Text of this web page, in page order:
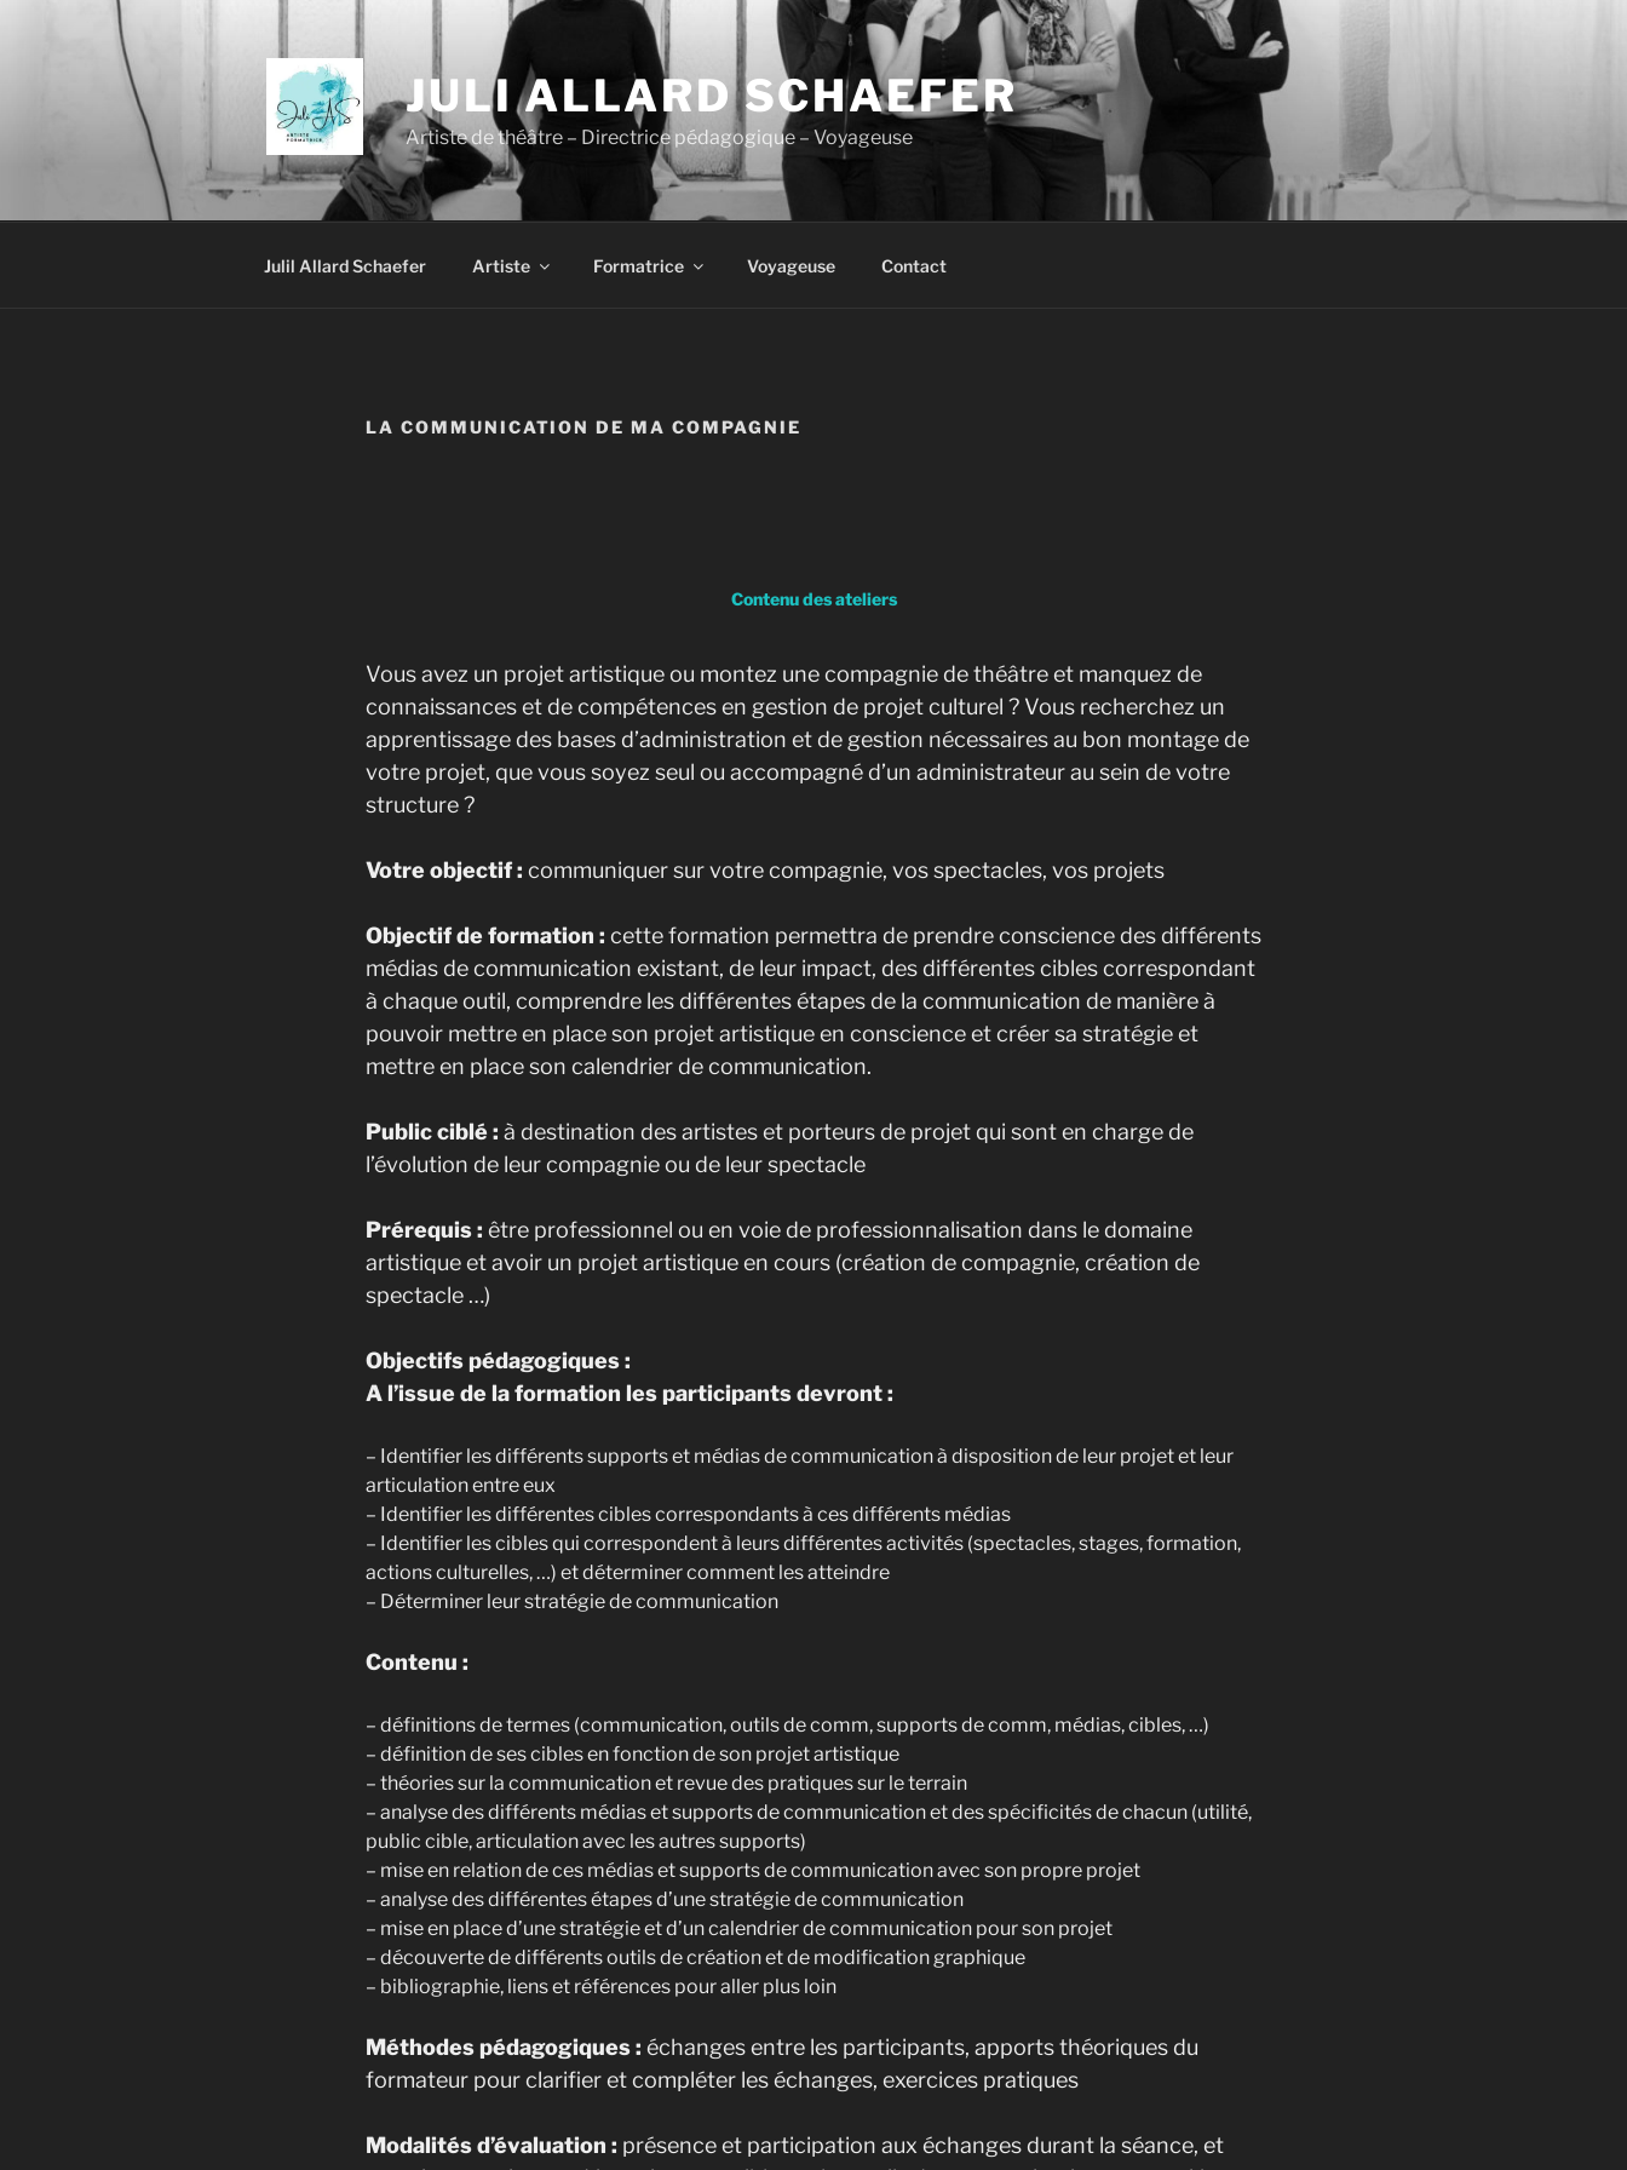
JULI ALLARD SCHAEFER
Artiste de théâtre – Directrice pédagogique – Voyageuse
Julil Allard Schaefer Artiste Formatrice Voyageuse Contact
LA COMMUNICATION DE MA COMPAGNIE
Contenu des ateliers
Vous avez un projet artistique ou montez une compagnie de théâtre et manquez de
connaissances et de compétences en gestion de projet culturel ? Vous recherchez un
apprentissage des bases d’administration et de gestion nécessaires au bon montage de
votre projet, que vous soyez seul ou accompagné d’un administrateur au sein de votre
structure ?
Votre objectif : communiquer sur votre compagnie, vos spectacles, vos projets
Objectif de formation : cette formation permettra de prendre conscience des différents
médias de communication existant, de leur impact, des différentes cibles correspondant
à chaque outil, comprendre les différentes étapes de la communication de manière à
pouvoir mettre en place son projet artistique en conscience et créer sa stratégie et
mettre en place son calendrier de communication.
Public ciblé : à destination des artistes et porteurs de projet qui sont en charge de
l’évolution de leur compagnie ou de leur spectacle
Prérequis : être professionnel ou en voie de professionnalisation dans le domaine
artistique et avoir un projet artistique en cours (création de compagnie, création de
spectacle …)
Objectifs pédagogiques :
A l’issue de la formation les participants devront :
– Identifier les différents supports et médias de communication à disposition de leur projet et leur
articulation entre eux
– Identifier les différentes cibles correspondants à ces différents médias
– Identifier les cibles qui correspondent à leurs différentes activités (spectacles, stages, formation,
actions culturelles, …) et déterminer comment les atteindre
– Déterminer leur stratégie de communication
Contenu :
– définitions de termes (communication, outils de comm, supports de comm, médias, cibles, …)
– définition de ses cibles en fonction de son projet artistique
– théories sur la communication et revue des pratiques sur le terrain
– analyse des différents médias et supports de communication et des spécificités de chacun (utilité,
public cible, articulation avec les autres supports)
– mise en relation de ces médias et supports de communication avec son propre projet
– analyse des différentes étapes d’une stratégie de communication
– mise en place d’une stratégie et d’un calendrier de communication pour son projet
– découverte de différents outils de création et de modification graphique
– bibliographie, liens et références pour aller plus loin
Méthodes pédagogiques : échanges entre les participants, apports théoriques du
formateur pour clarifier et compléter les échanges, exercices pratiques
Modalités d’évaluation : présence et participation aux échanges durant la séance, et